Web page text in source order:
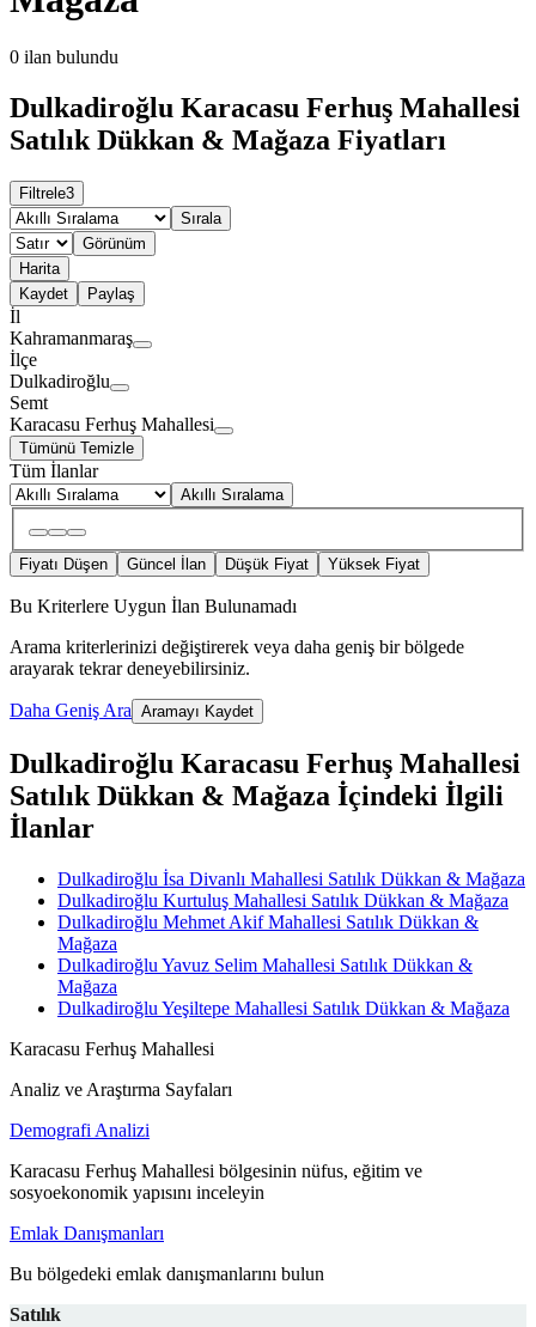
0 ilan bulundu
Dulkadiroğlu Karacasu Ferhuş Mahallesi
Satılık Dükkan & Mağaza Fiyatları
Filtrele3
Sırala
Görünüm
Harita
Kaydet
Paylaş
İl
Kahramanmaraş
İlçe
Dulkadiroğlu
Semt
Karacasu Ferhuş Mahallesi
Tümünü Temizle
Tüm İlanlar
Akıllı Sıralama
Fiyatı Düşen Güncel İlan Düşük Fiyat Yüksek Fiyat
Bu Kriterlere Uygun İlan Bulunamadı
Arama kriterlerinizi değiştirerek veya daha geniş bir bölgede
arayarak tekrar deneyebilirsiniz.
Daha Geniş Ara Aramayı Kaydet
Dulkadiroğlu Karacasu Ferhuş Mahallesi
Satılık Dükkan & Mağaza İçindeki İlgili
İlanlar
Dulkadiroğlu İsa Divanlı Mahallesi Satılık Dükkan & Mağaza
Dulkadiroğlu Kurtuluş Mahallesi Satılık Dükkan & Mağaza
Dulkadiroğlu Mehmet Akif Mahallesi Satılık Dükkan &
Mağaza
Dulkadiroğlu Yavuz Selim Mahallesi Satılık Dükkan &
Mağaza
Dulkadiroğlu Yeşiltepe Mahallesi Satılık Dükkan & Mağaza
Karacasu Ferhuş Mahallesi
Analiz ve Araştırma Sayfaları
Demografi Analizi
Karacasu Ferhuş Mahallesi bölgesinin nüfus, eğitim ve
sosyoekonomik yapısını inceleyin
Emlak Danışmanları
Bu bölgedeki emlak danışmanlarını bulun
Satılık